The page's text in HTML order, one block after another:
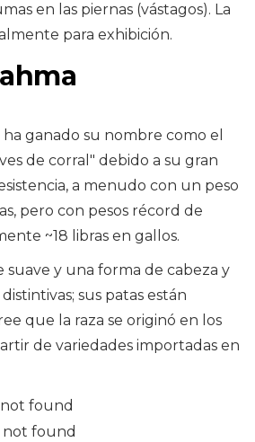
en las piernas (vástagos). La
para exhibición.
ganado su nombre como el
de corral" debido a su gran
a menudo con un peso
pero con pesos récord de
~18 libras en gallos.
y una forma de cabeza y
sus patas están
que la raza se originó en los
de variedades importadas en
found
not found